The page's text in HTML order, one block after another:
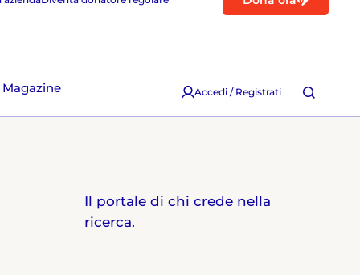
Magazine Accedi / Registrati
Il portale di chi crede nella
ricerca.